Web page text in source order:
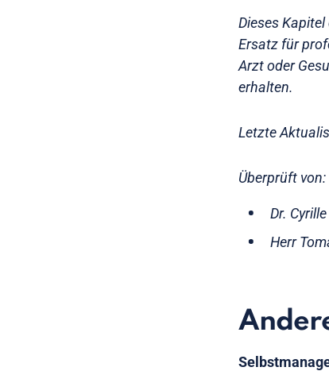
Dieses
Ersatz für
Arzt oder
erhalten.
Letzte
Überprüft von:
Dr.
Herr